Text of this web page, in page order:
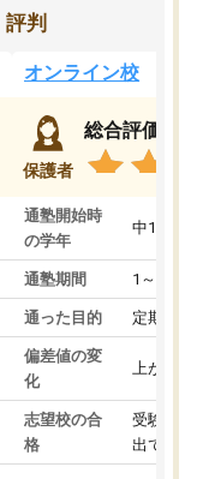
判
オンライン校
保護者
総合評価
通塾開始時
の学年
中1
通塾期間 1～3ヵ月
通った目的 定期テス
偏差値の変
化
上がった
志望校の合
格
受験して
出ていな